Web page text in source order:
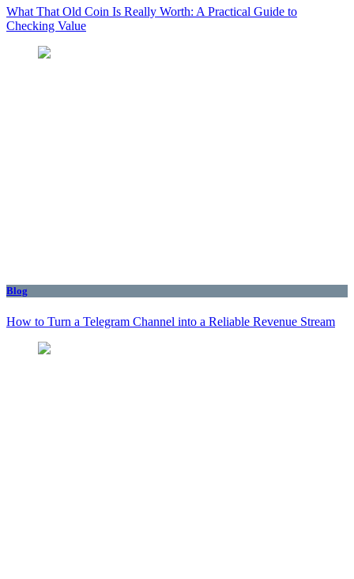
What That Old Coin Is Really Worth: A Practical Guide to
Checking Value
Blog
How to Turn a Telegram Channel into a Reliable Revenue Stream